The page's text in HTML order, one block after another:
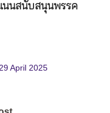
นนสนับสนุนพรรค
29 April 2025